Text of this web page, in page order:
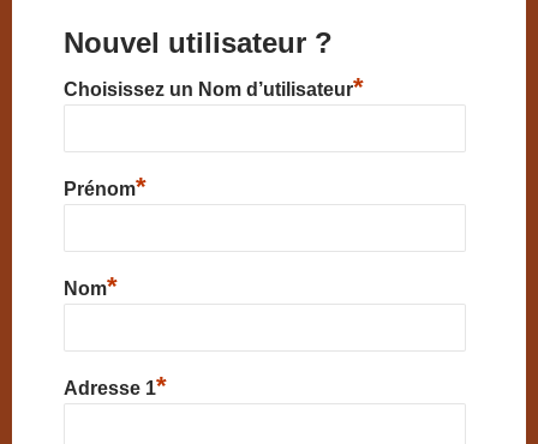
Nouvel utilisateur ?
Choisissez un Nom d’utilisateur*
Prénom*
Nom*
Adresse 1*